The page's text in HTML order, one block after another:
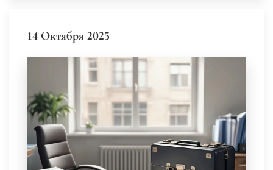
14 Октября 2025